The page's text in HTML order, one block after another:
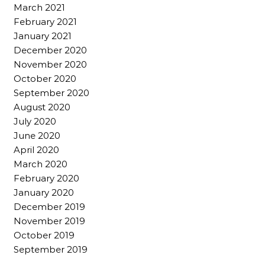
March 2021
February 2021
January 2021
December 2020
November 2020
October 2020
September 2020
August 2020
July 2020
June 2020
April 2020
March 2020
February 2020
January 2020
December 2019
November 2019
October 2019
September 2019